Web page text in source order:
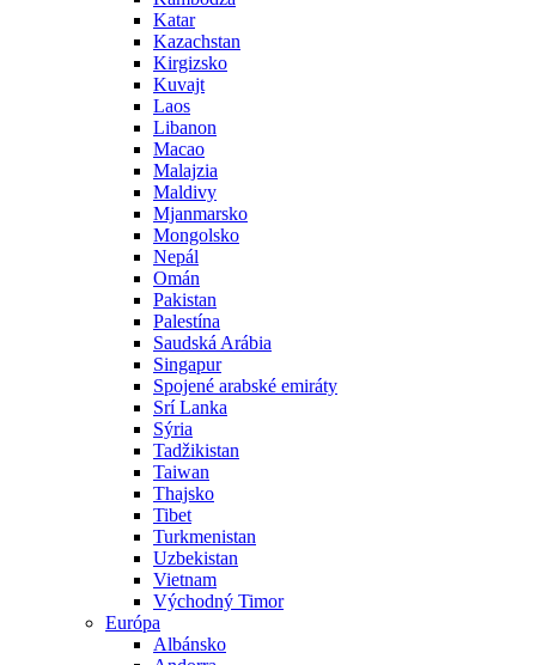
Katar
Kazachstan
Kirgizsko
Kuvajt
Laos
Libanon
Macao
Malajzia
Maldivy
Mjanmarsko
Mongolsko
Nepál
Omán
Pakistan
Palestína
Saudská Arábia
Singapur
Spojené arabské emiráty
Srí Lanka
Sýria
Tadžikistan
Taiwan
Thajsko
Tibet
Turkmenistan
Uzbekistan
Vietnam
Východný Timor
Európa
Albánsko